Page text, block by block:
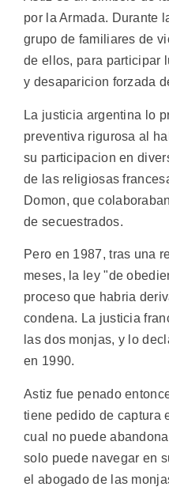
por la Armada. Durante
grupo de familiares de
de ellos, para participar
y desaparicion forzada
La justicia argentina lo
preventiva rigurosa al
su participacion en
de las religiosas
Domon, que
de secuestrados.
Pero en 1987, tras una
meses, la ley "de
proceso que habria
condena. La justicia
las dos monjas, y lo
en 1990.
Astiz fue penado
tiene pedido de captura
cual no puede
solo puede navegar en
el abogado de las